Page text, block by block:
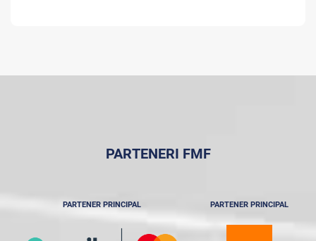
PARTENERI FMF
PARTENER PRINCIPAL PARTENER PRINCIPAL